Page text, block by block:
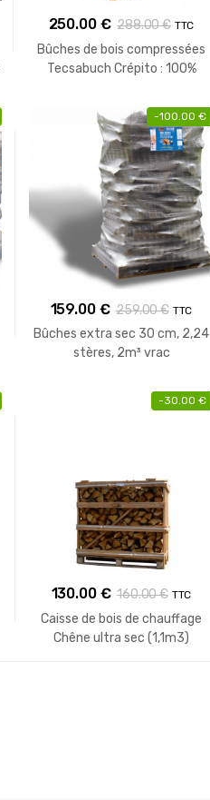
250.00 € 288.00€ TTC
Bûches de bois compressées
Tecsabuch Crépito : 100%
-100.00 €
159.00 € 259.00€ TTC
Bûches extra sec 30 cm, 2,24
stères, 2m³ vrac
-30.00 €
130.00 € 160.00€ TTC
Caisse de bois de chauffage
Chêne ultra sec (1,1m3)